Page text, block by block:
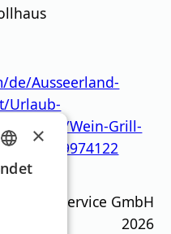
de/Ausseerland-
Urlaub-
Wein-Grill-
GmbH
2026
GERMAN
×